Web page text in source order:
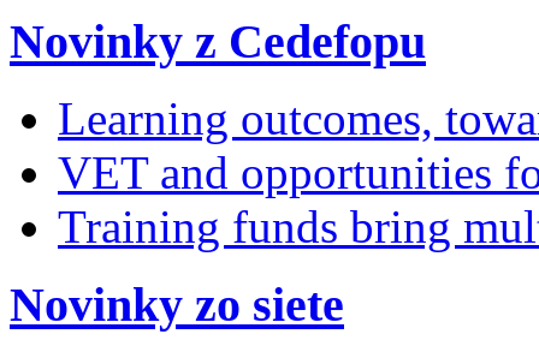
Novinky z Cedefopu
Learning outcomes,
VET and opportunities
Training funds bring
Novinky zo siete